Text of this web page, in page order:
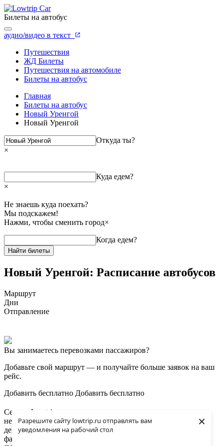
Разрешите сайту lowtrip.ru отправлять вам
уведомления на рабочий стол
×
Билеты на автобус
аудио/видео в текст
Путешествия
ЖД Билеты
Путешествия на автомобиле
Билеты на автобус
Главная
Билеты на автобус
Новый Уренгой
Новый Уренгой
Откуда ты?
×
Куда едем?
×
Не знаешь куда поехать?
Мы подскажем!
Нажми, чтобы сменить город×
Когда едем?
Найти билеты
Новый Уренгой: Расписание автобусов
Маршрут
Дни
Отправление
Вы занимаетесь перевозками пассажиров?
Добавьте свой маршрут — и получайте больше заявок на ваш
рейс.
Добавить бесплатно Добавить бесплатно
Сервис Lowtrip помогает путешественникам находить
недорогие билеты на автобус, ж/д, ищет попутные машины,
дешевое жилье, бесплатные аудигиды, экономное питание в
фаст-фуде.